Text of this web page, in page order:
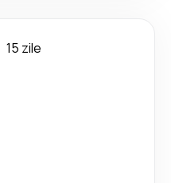
15 zile